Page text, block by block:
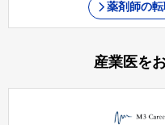
薬剤師の
産業医を